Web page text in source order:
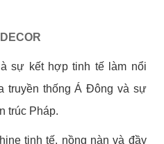
sự kết hợp tinh tế làm nổi
truyền thống Á Đông và sự
trúc Pháp.
tinh tế, nồng nàn và đầy